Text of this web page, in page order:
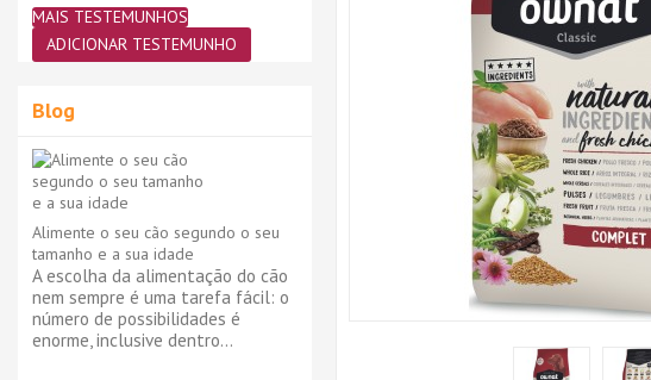
MAIS TESTEMUNHOS
ADICIONAR TESTEMUNHO
Blog
Alimente o seu cão segundo o seu
tamanho e a sua idade
A escolha da alimentação do cão
nem sempre é uma tarefa fácil: o
número de possibilidades é
enorme, inclusive dentro...